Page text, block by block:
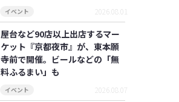
イベント 2026.08.01
屋台など90店以上出店するマー
ケット『京都夜市』が、東本願
寺前で開催。ビールなどの「無
料ふるまい」も
イベント 2026.08.07